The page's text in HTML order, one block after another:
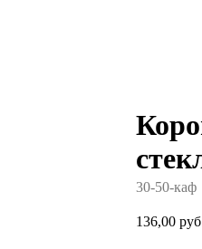
30-50-каф
136,00